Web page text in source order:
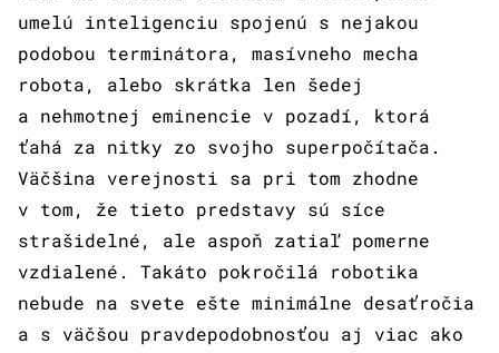
umelú inteligenciu spojenú s nejakou
podobou terminátora, masívneho mecha
robota, alebo skrátka len šedej
a nehmotnej eminencie v pozadí, ktorá
ťahá za nitky zo svojho superpočítača.
Väčšina verejnosti sa pri tom zhodne
v tom, že tieto predstavy sú síce
strašidelné, ale aspoň zatiaľ pomerne
vzdialené. Takáto pokročilá robotika
nebude na svete ešte minimálne desaťročia
a s väčšou pravdepodobnosťou aj viac ako